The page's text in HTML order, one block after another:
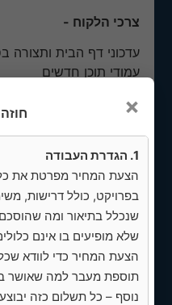
צרכי הלקוח -
עמודי תוכן חדשים
1. עדכון דף הבית
הוספת/שינוי תפריט
גמלאים, אודות.
✅ שינוי נוסח הודעת
ליד ל: "קיבלנו את
התעניינותך ונחזור
צוות מגל השקעות."
×
1. הגדרת העבודה
הצעת המחיר מפרטת את כל
בפרויקט, כולל דרישות,
שנכלל בתיאור ומה
שלא מופיעים בו אינם
הצעת המחיר כדי לוודא
תוספת מעבר למה שאושר
נוסף – כל תשלום כזה